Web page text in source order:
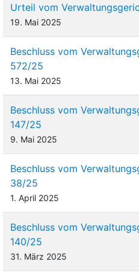
Urteil vom
19. Mai 2025
Beschluss vom
572/25
13. Mai 2025
Beschluss vom
147/25
9. Mai 2025
Beschluss vom
38/25
1. April 2025
Beschluss vom
140/25
31. März 2025